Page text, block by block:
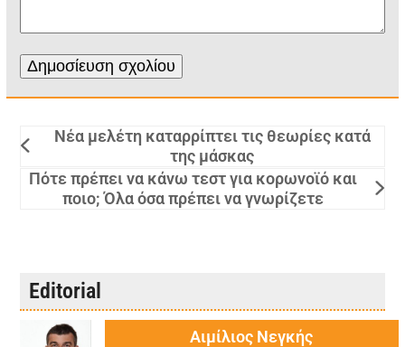
Νέα μελέτη καταρρίπτει τις θεωρίες κατά
της μάσκας
Πότε πρέπει να κάνω τεστ για κορωνοϊό και
ποιο; Όλα όσα πρέπει να γνωρίζετε
Editorial
Αιμίλιος Νεγκής